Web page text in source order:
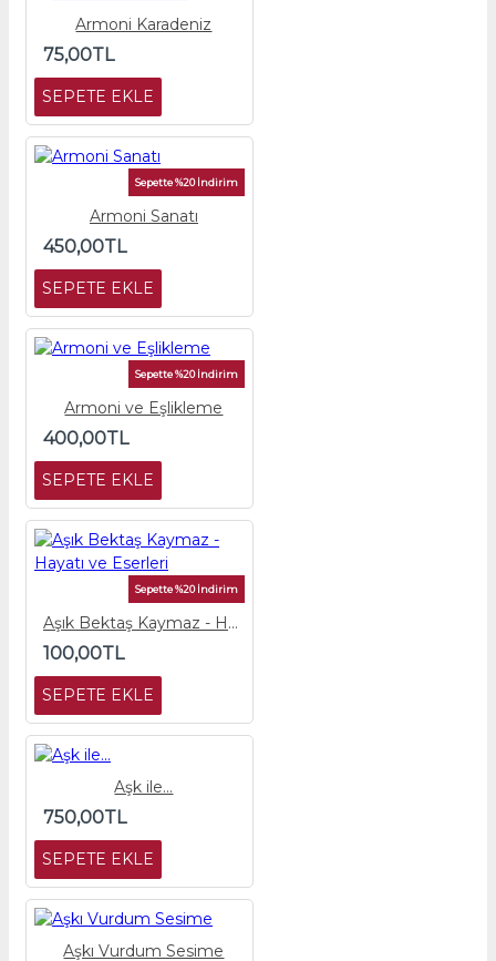
Armoni Karadeniz
75,00TL
SEPETE EKLE
Sepette %20 İndirim
Armoni Sanatı
450,00TL
SEPETE EKLE
Sepette %20 İndirim
Armoni ve Eşlikleme
400,00TL
SEPETE EKLE
Sepette %20 İndirim
Aşık Bektaş Kaymaz - Hayatı ve Eserleri
100,00TL
SEPETE EKLE
Aşk ile...
750,00TL
SEPETE EKLE
Aşkı Vurdum Sesime